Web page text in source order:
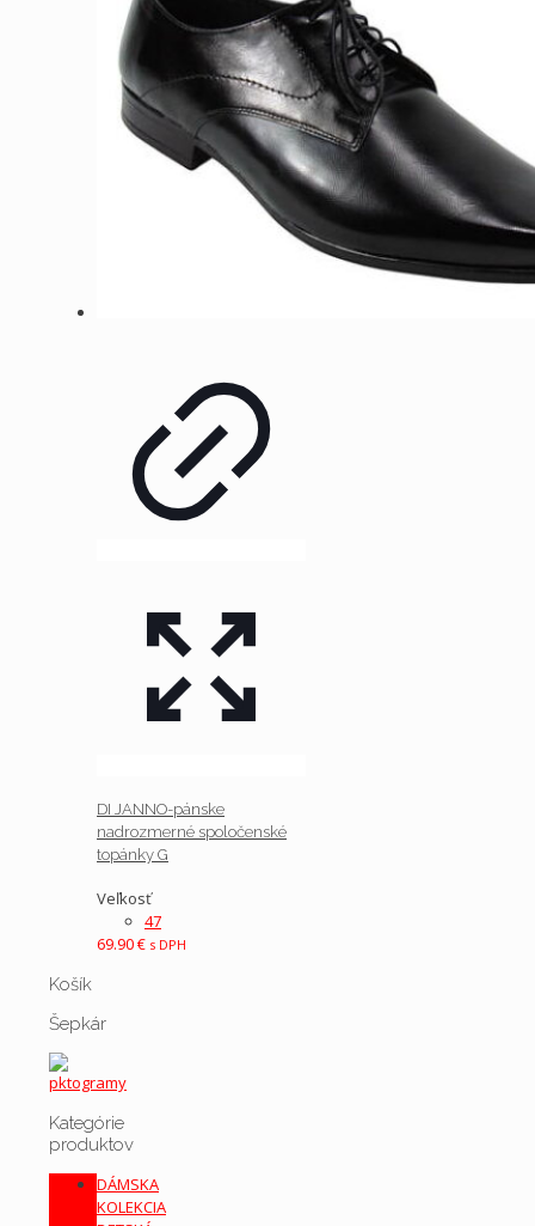
DI JANNO-pánske
nadrozmerné spoločenské
topánky G
Veľkosť
47
69.90€ s DPH
Košík
Šepkár
Kategórie
produktov
DÁMSKA
KOLEKCIA